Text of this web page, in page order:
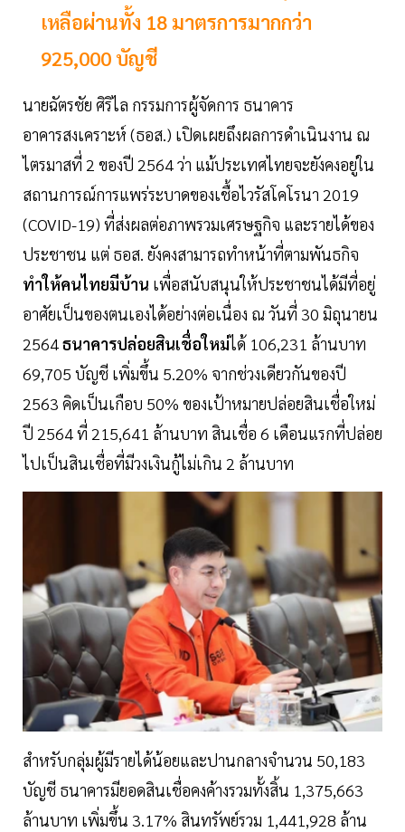
เหลือผ่านทั้ง 18 มาตรการมากกว่า
925,000 บัญชี
นายฉัตรชัย ศิริไล กรรมการผู้จัดการ ธนาคาร
อาคารสงเคราะห์ (ธอส.) เปิดเผยถึงผลการดำเนินงาน ณ
ไตรมาสที่ 2 ของปี 2564 ว่า แม้ประเทศไทยจะยังคงอยู่ใน
สถานการณ์การแพร่ระบาดของเชื้อไวรัสโคโรนา 2019
(COVID-19) ที่ส่งผลต่อภาพรวมเศรษฐกิจ และรายได้ของ
ประชาชน แต่ ธอส. ยังคงสามารถทำหน้าที่ตามพันธกิจ
ทำให้คนไทยมีบ้าน เพื่อสนับสนุนให้ประชาชนได้มีที่อยู่
อาศัยเป็นของตนเองได้อย่างต่อเนื่อง ณ วันที่ 30 มิถุนายน
2564ธนาคารปล่อยสินเชื่อใหม่ได้ 106,231 ล้านบาท
69,705 บัญชี เพิ่มขึ้น 5.20% จากช่วงเดียวกันของปี
2563 คิดเป็นเกือบ 50% ของเป้าหมายปล่อยสินเชื่อใหม่
ปี 2564 ที่ 215,641 ล้านบาท สินเชื่อ 6 เดือนแรกที่ปล่อย
ไปเป็นสินเชื่อที่มีวงเงินกู้ไม่เกิน 2 ล้านบาท
สำหรับกลุ่มผู้มีรายได้น้อยและปานกลางจำนวน 50,183
บัญชี ธนาคารมียอดสินเชื่อคงค้างรวมทั้งสิ้น 1,375,663
ล้านบาท เพิ่มขึ้น 3.17% สินทรัพย์รวม 1,441,928 ล้าน